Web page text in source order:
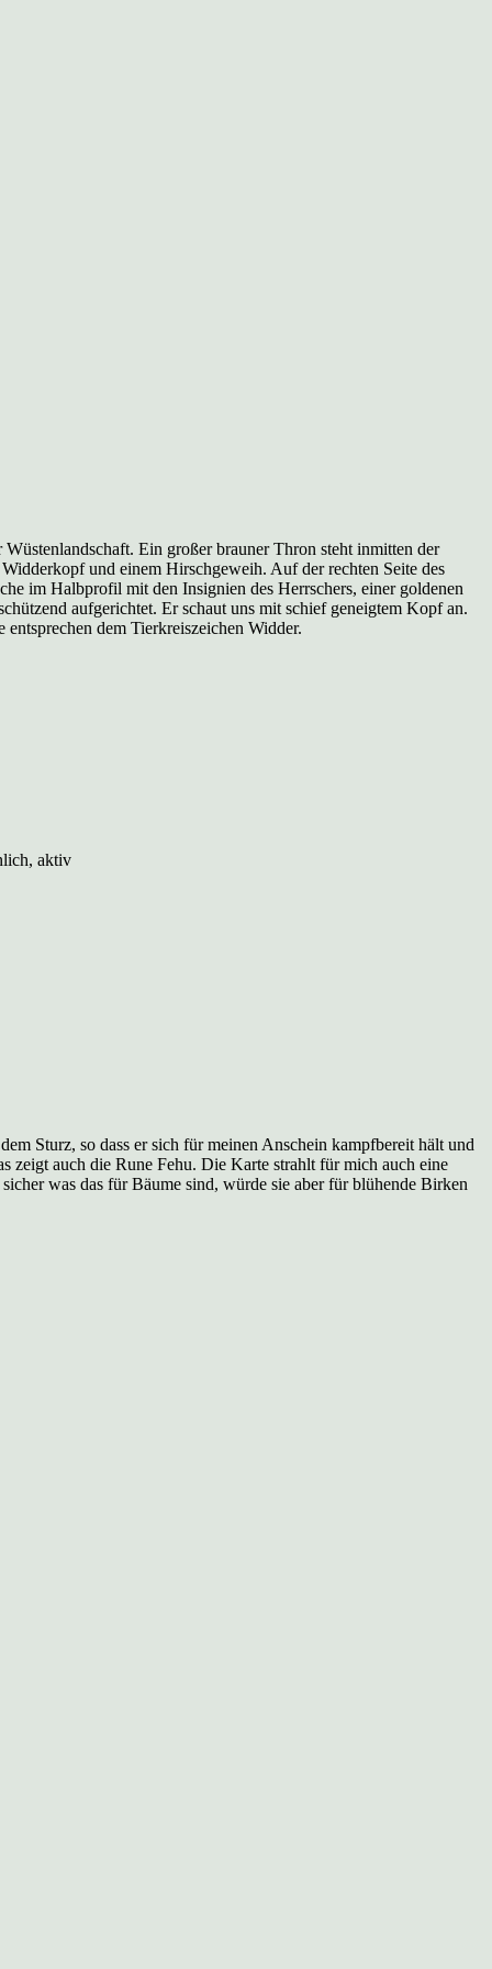
Ein großer brauner Thron steht inmitten der
und einem Hirschgeweih. Auf der rechten Seite des
im Halbprofil mit den Insignien des Herrschers, einer goldenen
aufgerichtet. Er schaut uns mit schief geneigtem Kopf an.
dem Tierkreiszeichen Widder.
aktiv
Sturz, so dass er sich für meinen Anschein kampfbereit hält und
zeigt auch die Rune Fehu. Die Karte strahlt für mich auch eine
was das für Bäume sind, würde sie aber für blühende Birken